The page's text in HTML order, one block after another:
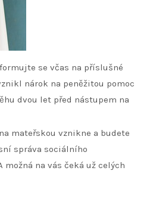
se včas na příslušné
nárok na peněžitou pomoc
dvou let před nástupem na
mateřskou vznikne a budete
správa sociálního
na vás čeká už celých